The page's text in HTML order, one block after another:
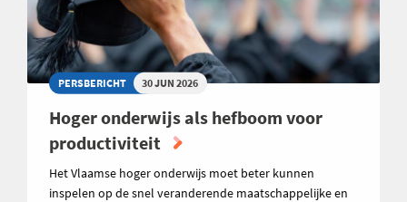
PERSBERICHT 30 JUN 2026
Hoger onderwijs als hefboom voor
productiviteit
Het Vlaamse hoger onderwijs moet beter kunnen
inspelen op de snel veranderende maatschappelijke en